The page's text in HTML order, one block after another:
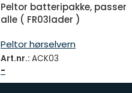
Peltor batteripakke, passer
alle ( FR03lader )
Peltor hørselvern
Art.nr.: ACK03
-